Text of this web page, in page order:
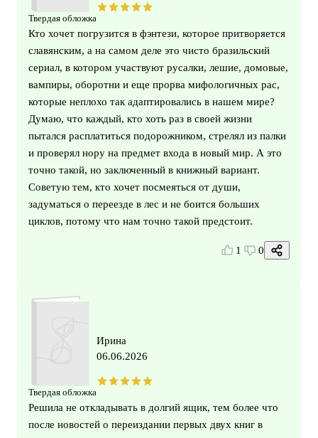
Твердая обложка
Кто хочет погрузится в фэнтези, которое притворяется
славянским, а на самом деле это чисто бразильский
сериал, в котором участвуют русалки, лешие, домовые,
вампиры, оборотни и еще прорва мифологичных рас,
которые неплохо так адаптировались в нашем мире?
Думаю, что каждый, кто хоть раз в своей жизни
пытался расплатиться подорожником, стрелял из палки
и проверял нору на предмет входа в новый мир. А это
точно такой, но заключенный в книжный вариант.
Советую тем, кто хочет посмеяться от души,
задуматься о переезде в лес и не боится больших
циклов, потому что нам точно такой предстоит.
1 0
Твердая обложка
Ирина
06.06.2026
Решила не откладывать в долгий ящик, тем более что
после новостей о переиздании первых двух книг в